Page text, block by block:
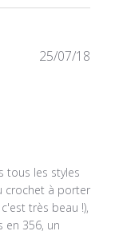
tous les styles
crochet à porter
très beau !),
en 356, un
25/07/18